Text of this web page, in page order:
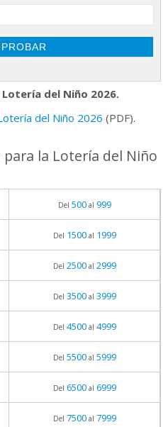
del Niño 2026.
del Niño 2026 (PDF).
la Lotería del Niño
Del 500al 999
Del 1500al 1999
Del 2500al 2999
Del 3500al 3999
Del 4500al 4999
Del 5500al 5999
Del 6500al 6999
Del 7500al 7999